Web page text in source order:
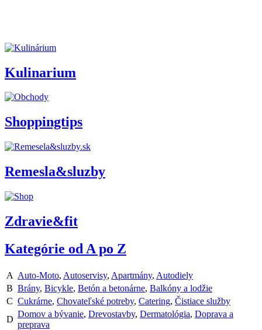
Kulinarium
Shoppingtips
Remesla&sluzby
Zdravie&fit
Kategórie od A po Z
A Auto-Moto, Autoservisy, Apartmány, Autodiely
B Brány, Bicykle, Betón a betonárne, Balkóny a lodžie
C Cukrárne, Chovateľské potreby, Catering, Čistiace služby
D
Domov a bývanie, Drevostavby, Dermatológia, Doprava a
preprava